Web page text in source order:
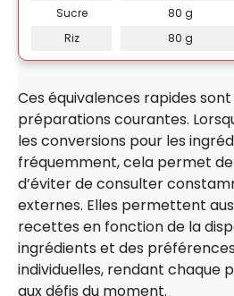
Sucre
80 g
Riz
80 g
Ces équivalences rapides
préparations courantes.
les conversions pour les
fréquemment, cela permet
d’éviter de consulter
externes. Elles permettent
recettes en fonction de la
ingrédients et des
individuelles, rendant chaque
aux défis du moment.